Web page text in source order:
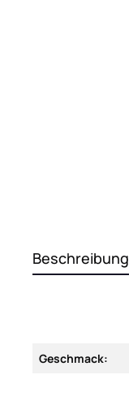
Beschreibung
Geschmack: